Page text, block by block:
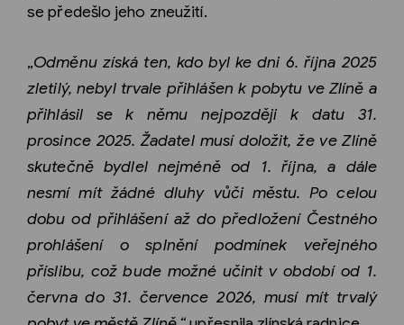
se předešlo jeho zneužití.
„Odměnu získá ten, kdo byl ke dni 6. října 2025
zletilý, nebyl trvale přihlášen k pobytu ve Zlíně a
přihlásil se k němu nejpozději k datu 31.
prosince 2025. Žadatel musí doložit, že ve Zlíně
skutečně bydlel nejméně od 1. října, a dále
nesmí mít žádné dluhy vůči městu. Po celou
dobu od přihlášení až do předložení Čestného
prohlášení o splnění podmínek veřejného
příslibu, což bude možné učinit v období od 1.
června do 31. července 2026, musí mít trvalý